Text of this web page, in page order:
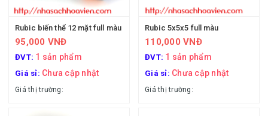
Rubic biến thể 12 mặt full màu
95,000 VNĐ
ĐVT: 1 sản phẩm
Giá sỉ: Chưa cập nhật
Giá thị trường:
Rubic 5x5x5 full màu
110,000 VNĐ
ĐVT: 1 sản phẩm
Giá sỉ: Chưa cập nhật
Giá thị trường: